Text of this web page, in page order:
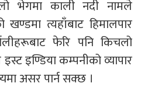
भेगमा काली नदी नामले
खण्डमा त्यहाँबाट हिमालपार
फेरि पनि किचलो
इण्डिया कम्पनीको व्यापार
असर पार्न सक्छ ।